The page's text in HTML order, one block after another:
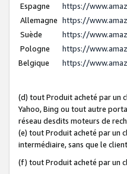
Espagne
https://
Allemagne https://
Suède
https://
Pologne
https://
Belgique
https://
(d) tout Produit acheté par un
Yahoo, Bing ou tout autre
réseau desdits moteurs de
(e) tout Produit acheté par un
intermédiaire, sans que le
(f) tout Produit acheté par un